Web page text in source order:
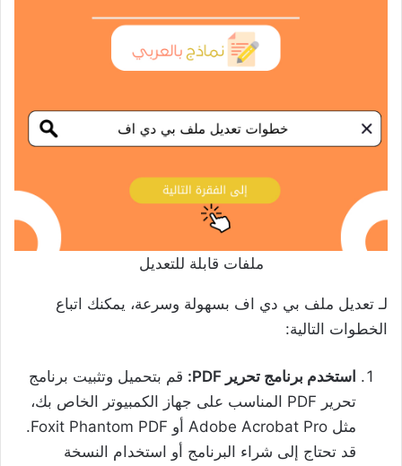
ملفات قابلة للتعديل
لـ تعديل ملف بي دي اف بسهولة وسرعة، يمكنك اتباع
الخطوات التالية:
استخدم برنامج تحرير PDF:
قم بتحميل وتثبيت برنامج
تحرير PDF المناسب على جهاز الكمبيوتر الخاص بك،
مثل Adobe Acrobat Pro أو Foxit Phantom PDF.
قد تحتاج إلى شراء البرنامج أو استخدام النسخة